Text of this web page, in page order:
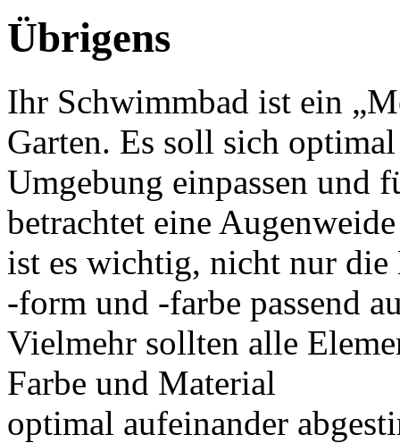
Übrigens
Ihr Schwimmbad ist ein
Garten. Es soll sich
Umgebung einpassen und
betrachtet eine
ist es wichtig, nicht nur die
-form und -farbe passend
Vielmehr sollten alle
Farbe und Material
optimal aufeinander